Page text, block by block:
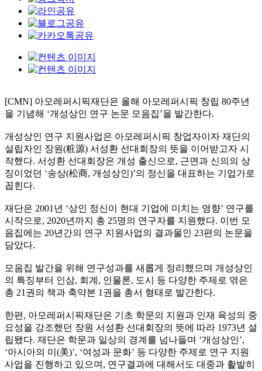
[CMN] 아모레퍼시픽재단은 올해 아모레퍼시픽 창립 80주년
을 기념해 ‘개성상인 연구 논문 모음집’을 발간한다.
개성상인 연구 지원사업은 아모레퍼시픽 창업자이자 재단의
설립자인 장원(粧源) 서성환 선대회장의 뜻을 이어받고자 시
작했다. 서성환 선대회장은 개성 출신으로, 근면과 신의의 상
징이었던 ‘송상(松商, 개성상인)’의 정신을 대표하는 기업가로
꼽힌다.
재단은 2001년 ‘상인 정신이 현대 기업에 미치는 영향’ 연구를
시작으로, 2020년까지 총 25명의 연구자를 지원했다. 이번 모
음집에는 20년간의 연구 지원사업의 결과물인 23편의 논문을
담았다.
모음집 발간을 위해 연구성과를 새롭게 정리했으며 개성상인
의 특징부터 인삼, 회계, 인물론, 도시 등 다양한 주제로 엮은
총 21권의 책과 축약본 1권을 총서 형태로 발간한다.
한편, 아모레퍼시픽재단은 기초 학문의 지원과 인재 육성의 중
요성을 강조했던 장원 서성환 선대회장의 뜻에 따라 1973년 설
립됐다. 재단은 학문과 일상의 경계를 넘나들며 ‘개성상인’,
‘아시아의 미(美)’, ‘여성과 문화’ 등 다양한 주제로 연구 지원
사업을 진행하고 있으며, 연구결과에 대해서도 대중과 활발히